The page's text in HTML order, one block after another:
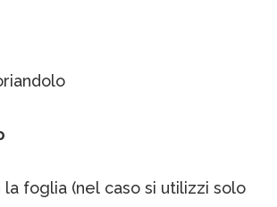
la foglia (nel caso si utilizzi solo